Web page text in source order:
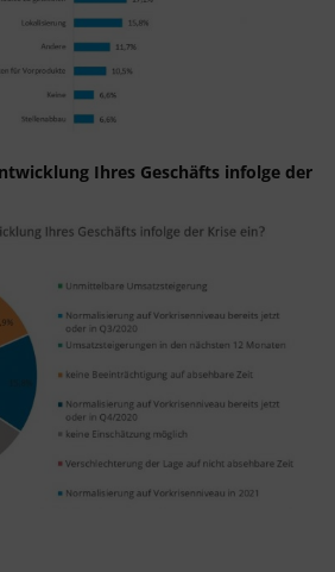
Ihres Geschäfts infolge der